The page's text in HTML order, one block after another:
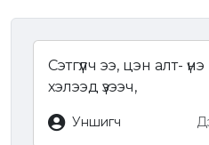
Сэтгүүлч ээ, цэн алт-
хэлээд үзээч,
Уншигч